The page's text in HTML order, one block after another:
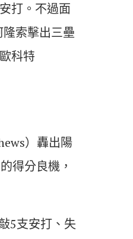
打。不過面
索擊出三壘
科特
）轟出陽
得分良機，
5支安打、失